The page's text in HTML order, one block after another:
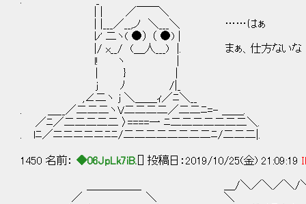
| | ／￣￣＼
| |___／__,ノ ＼___＼ ……はぁ
ﾚ' 二ヽ( ●） （ ●) |
|/ x__/ (＿人___) |. まぁ、
l! ヽ | ＿
| } │ ／ u .
j ﾉ /|_ ／ ＼
,∠二ヽ j ＼＿＿ｨ／ﾆ＼__ ／
. ＿__／二二二ヽV二二二二／二二ﾆ=-
／ﾆ／二二二二二 〉====一 ﾆ二二二二
. lﾆ／ニニニニニﾆﾆ/二二二二二二二二ﾆ
1450 名前： ◆06JpLk7iB. [] 投稿日：2019/10/25(金) 21:09:19
＿＿＿＿＿ ＿/＼／＼／＼/＼
／ ＼ ＼